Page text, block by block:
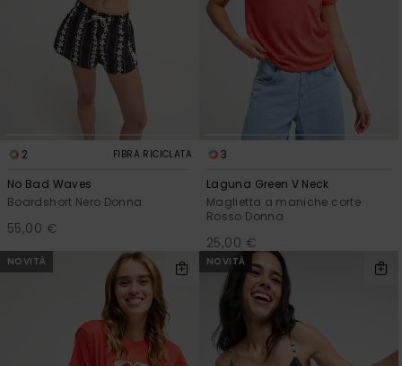
2 FIBRA RICICLATA
No Bad Waves
Boardshort Nero Donna
55,00 €
3
Laguna Green V Neck
Maglietta a maniche corte
Rosso Donna
25,00 €
NOVITÀ NOVITÀ